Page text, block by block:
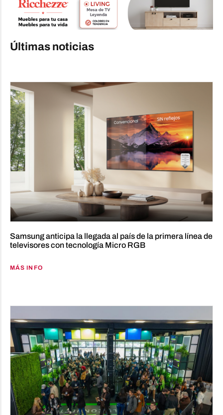
Últimas noticias
Samsung anticipa la llegada al país de la primera línea de
televisores con tecnología Micro RGB
MÁS INFO